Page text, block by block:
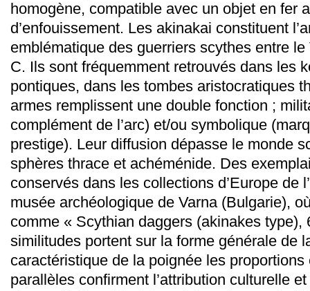
homogène, compatible avec un objet en fer
d’enfouissement. Les akinakai constituent
emblématique des guerriers scythes entre
C. Ils sont fréquemment retrouvés dans les
pontiques, dans les tombes aristocratiques
armes remplissent une double fonction ;
complément de l’arc) et/ou symbolique
prestige). Leur diffusion dépasse le monde
sphères thrace et achéménide. Des
conservés dans les collections d’Europe de
musée archéologique de Varna (Bulgarie),
comme « Scythian daggers (akinakes type),
similitudes portent sur la forme générale de
caractéristique de la poignée les
parallèles confirment l’attribution culturelle